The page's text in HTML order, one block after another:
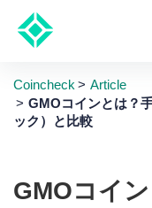
Coincheck
Article
GMOコインとは？
ック）と比較
GMOコイ